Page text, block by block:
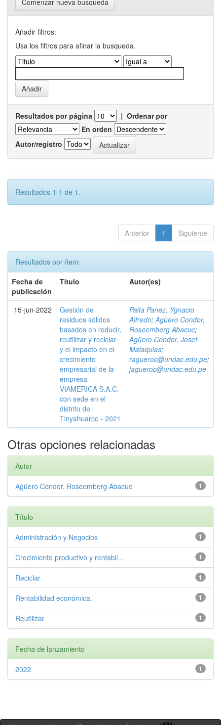
Comenzar nueva busqueda
Añadir filtros:
Usa los filtros para afinar la busqueda.
Resultados por página | Ordenar por
En orden
Autor/registro
Resultados 1-1 de 1.
Anterior 1 Siguiente
Resultados por ítem:
Fecha de
publicación
Título Autor(es)
15-jun-2022
Gestión de
residuos sólidos
basados en reducir,
reutilizar y reciclar
y el impacto en el
crecimiento
empresarial de la
empresa
VIAMERICA S.A.C.
con sede en el
distrito de
Tinyahuarco - 2021
Paita Panez, Ygnacio
Alfredo;Agüero Condor,
Roseemberg Abacuc;
Agüero Condor, Josef
Malaquias;
ragueroc@undac.edu.pe;
jagueroc@undac.edu.pe
Otras opciones relacionadas
Autor
1
Agüero Condor, Roseemberg Abacuc
Título
1
Administración y Negocios
1
Crecimiento productivo y rentabil...
1
Reciclar
1
Rentabilidad económica.
1
Reutilizar
Fecha de lanzamiento
1
2022